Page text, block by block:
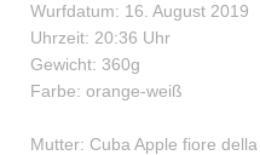
Wurfdatum: 16. August 2019
Uhrzeit: 20:36 Uhr
Gewicht: 360g
Farbe: orange-weiß
Mutter: Cuba Apple fiore